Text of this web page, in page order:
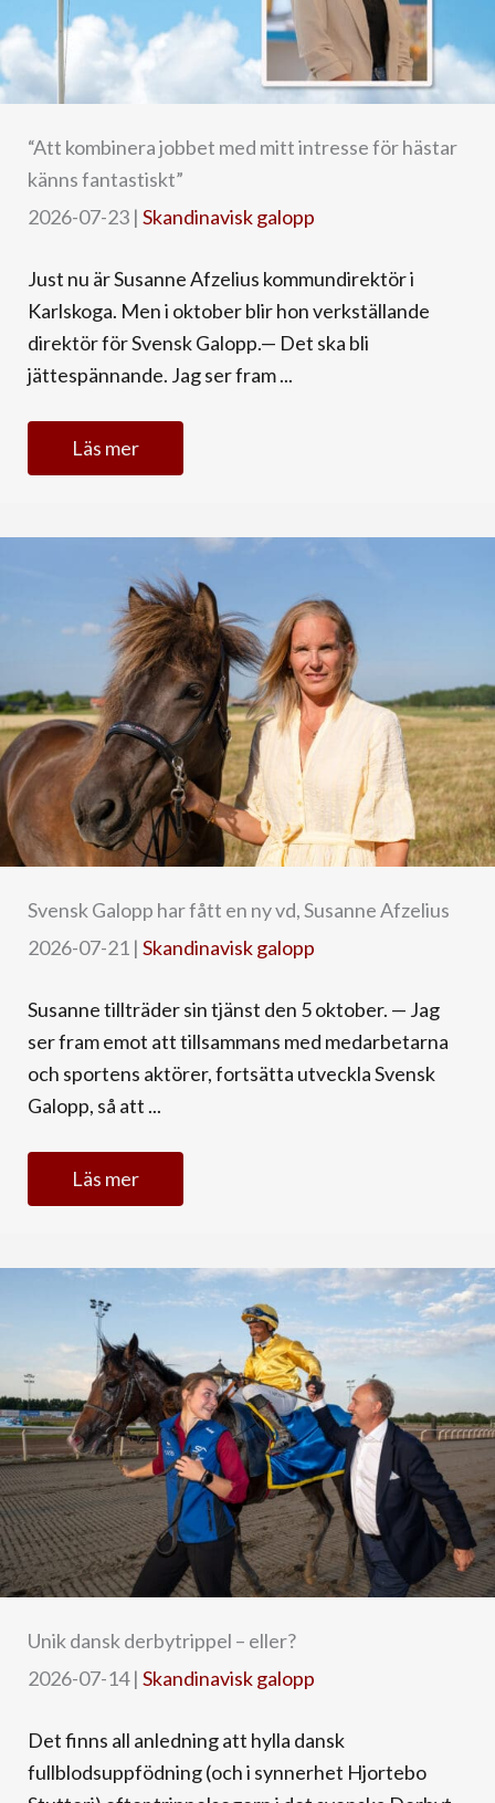
“Att kombinera jobbet med mitt intresse för hästar
känns fantastiskt”
2026-07-23 | Skandinavisk galopp
Just nu är Susanne Afzelius kommundirektör i
Karlskoga. Men i oktober blir hon verkställande
direktör för Svensk Galopp.— Det ska bli
jättespännande. Jag ser fram ...
Läs mer
Svensk Galopp har fått en ny vd, Susanne Afzelius
2026-07-21 | Skandinavisk galopp
Susanne tillträder sin tjänst den 5 oktober. — Jag
ser fram emot att tillsammans med medarbetarna
och sportens aktörer, fortsätta utveckla Svensk
Galopp, så att ...
Läs mer
Unik dansk derbytrippel – eller?
2026-07-14| Skandinavisk galopp
Det finns all anledning att hylla dansk
fullblodsuppfödning (och i synnerhet Hjortebo